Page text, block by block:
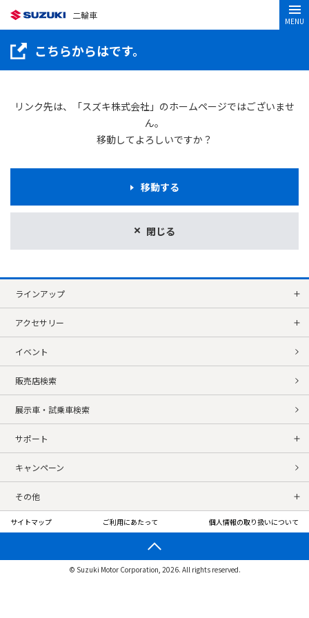
二輪車
MENU
こちらからはです。
リンク先は、「スズキ株式会社」のホームページではございませ
ん。
移動してよろしいですか？
閉じる
移動する
ラインアップ
アクセサリー
イベント
販売店検索
展示車・試乗車検索
サポート
キャンペーン
その他
サイトマップ ご利用にあたって 個人情報の取り扱いについて
© Suzuki Motor Corporation, 2026. All rights reserved.